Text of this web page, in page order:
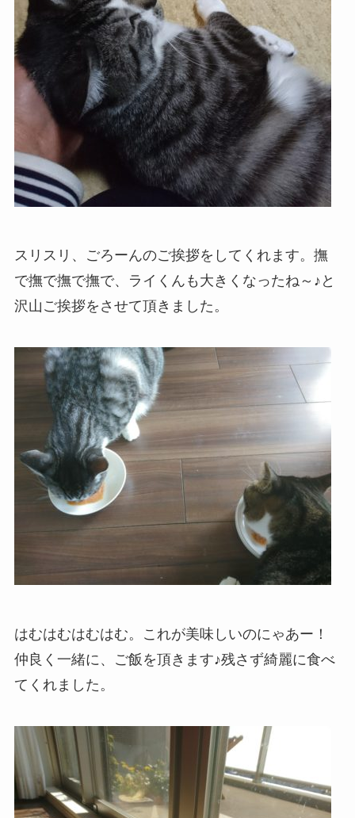
スリスリ、ごろーんのご挨拶をしてくれます。撫
で撫で撫で撫で、ライくんも大きくなったね～♪と
沢山ご挨拶をさせて頂きました。
はむはむはむはむ。これが美味しいのにゃあー！
仲良く一緒に、ご飯を頂きます♪残さず綺麗に食べ
てくれました。